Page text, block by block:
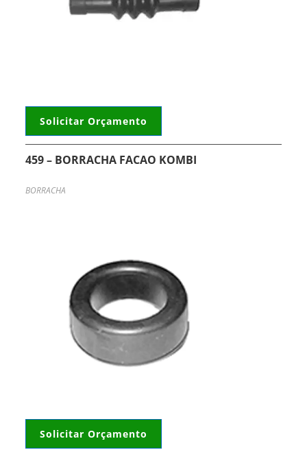
Solicitar Orçamento
459 – BORRACHA FACAO KOMBI
BORRACHA
Solicitar Orçamento